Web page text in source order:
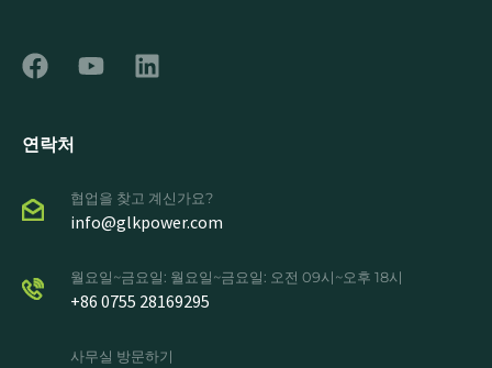
연락처
협업을 찾고 계신가요?
info@glkpower.com
월요일~금요일: 월요일~금요일: 오전 09시~오후 18시
+86 0755 28169295
사무실 방문하기